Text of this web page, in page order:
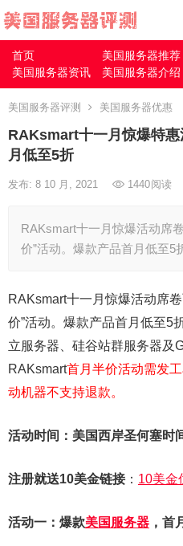
首页 美国服务器推荐
美国服务器资讯
美国服务器介绍
美国服务器评测 美国服务器优惠
RAKsmart十一月惊爆特
月低至5折
发布: 8 10 月, 2021 1440阅读
RAKsmart十一月惊爆活动席
价”活动。爆款产品首月低至
RAKsmart十一月惊爆活动席
价”活动。爆款产品首月低至5
立服务器、硅谷站群服务器及
RAKsmart首月半价活动需发
动机器不支持退款。
活动时间：美国西岸圣何塞时
注册就送10美金链接： 10美金
活动一：爆款美国服务器 ，首